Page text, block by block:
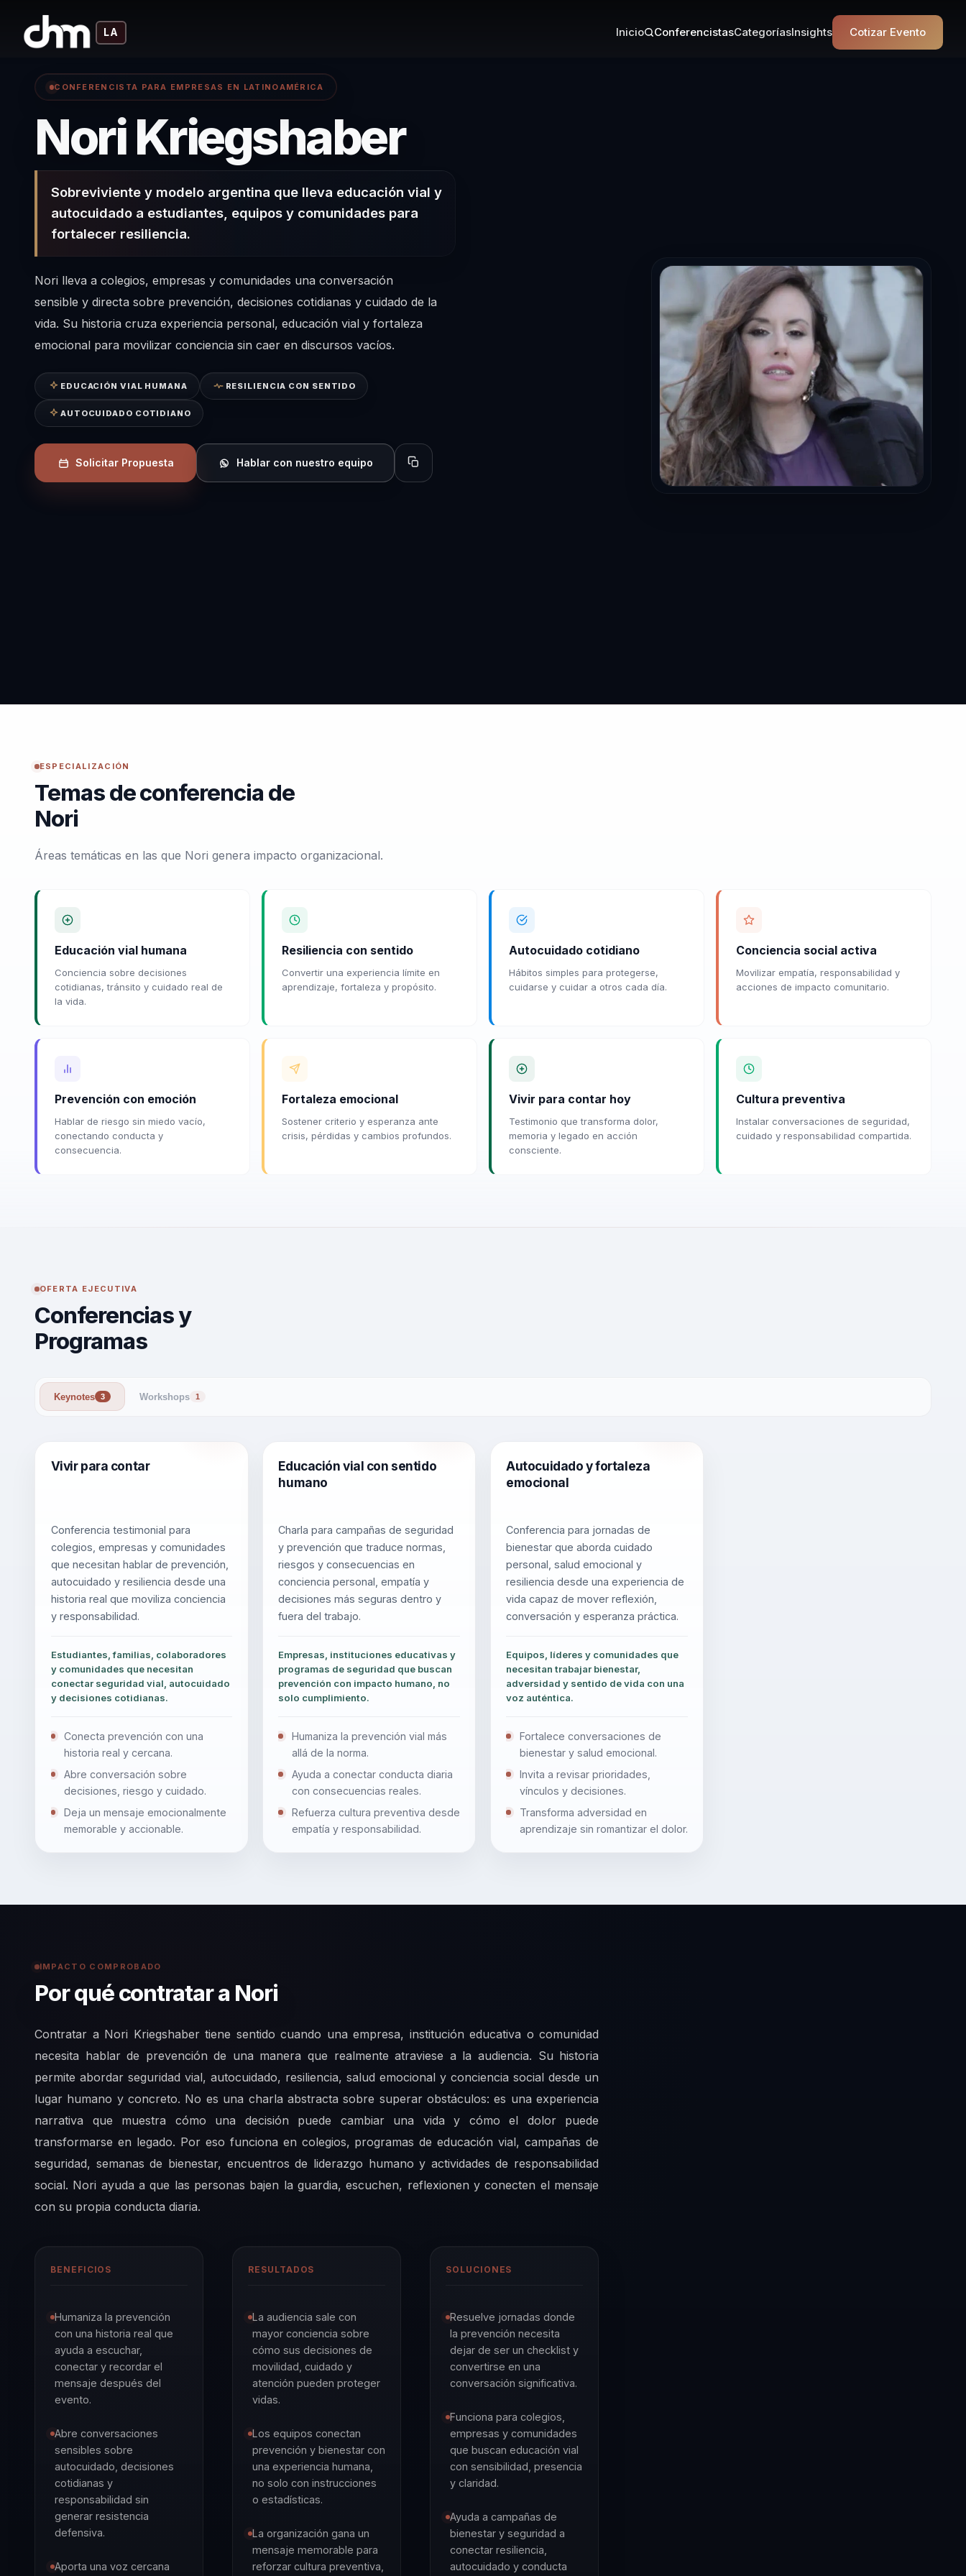
LA Inicio ConferencistasCategoríasInsights Cotizar Evento
CONFERENCISTA PARA EMPRESAS EN LATINOAMÉRICA
Nori Kriegshaber– Conferencista en
Sobreviviente y modelo argentina que lleva educación vial y
autocuidado a estudiantes, equipos y comunidades para
fortalecer resiliencia.
Nori lleva a colegios, empresas y comunidades una conversación
sensible y directa sobre prevención, decisiones cotidianas y cuidado de la
vida. Su historia cruza experiencia personal, educación vial y fortaleza
emocional para movilizar conciencia sin caer en discursos vacíos.
EDUCACIÓN VIAL HUMANA RESILIENCIA CON SENTIDO
AUTOCUIDADO COTIDIANO
Solicitar Propuesta Hablar con nuestro equipo Copiar perfil para compartir
ESPECIALIZACIÓN
Temas de conferencia de
Nori
Áreas temáticas en las que Nori genera impacto organizacional.
Educación vial humana
Conciencia sobre decisiones
cotidianas, tránsito y cuidado real de
la vida.
Resiliencia con sentido
Convertir una experiencia límite en
aprendizaje, fortaleza y propósito.
Autocuidado cotidiano
Hábitos simples para protegerse,
cuidarse y cuidar a otros cada día.
Conciencia social activa
Movilizar empatía, responsabilidad y
acciones de impacto comunitario.
Prevención con emoción
Hablar de riesgo sin miedo vacío,
conectando conducta y
consecuencia.
Fortaleza emocional
Sostener criterio y esperanza ante
crisis, pérdidas y cambios profundos.
Vivir para contar hoy
Testimonio que transforma dolor,
memoria y legado en acción
consciente.
Cultura preventiva
Instalar conversaciones de seguridad,
cuidado y responsabilidad compartida.
OFERTA EJECUTIVA
Conferencias y
Programas
Keynotes 3 Workshops 1
Vivir para contar
Conferencia testimonial para
colegios, empresas y comunidades
que necesitan hablar de prevención,
autocuidado y resiliencia desde una
historia real que moviliza conciencia
y responsabilidad.
Estudiantes, familias, colaboradores
y comunidades que necesitan
conectar seguridad vial, autocuidado
y decisiones cotidianas.
Conecta prevención con una
historia real y cercana.
Abre conversación sobre
decisiones, riesgo y cuidado.
Deja un mensaje emocionalmente
memorable y accionable.
Educación vial con sentido
humano
Charla para campañas de seguridad
y prevención que traduce normas,
riesgos y consecuencias en
conciencia personal, empatía y
decisiones más seguras dentro y
fuera del trabajo.
Empresas, instituciones educativas y
programas de seguridad que buscan
prevención con impacto humano, no
solo cumplimiento.
Humaniza la prevención vial más
allá de la norma.
Ayuda a conectar conducta diaria
con consecuencias reales.
Refuerza cultura preventiva desde
empatía y responsabilidad.
Autocuidado y fortaleza
emocional
Conferencia para jornadas de
bienestar que aborda cuidado
personal, salud emocional y
resiliencia desde una experiencia de
vida capaz de mover reflexión,
conversación y esperanza práctica.
Equipos, líderes y comunidades que
necesitan trabajar bienestar,
adversidad y sentido de vida con una
voz auténtica.
Fortalece conversaciones de
bienestar y salud emocional.
Invita a revisar prioridades,
vínculos y decisiones.
Transforma adversidad en
aprendizaje sin romantizar el dolor.
IMPACTO COMPROBADO
Por qué contratar a Nori
Contratar a Nori Kriegshaber tiene sentido cuando una empresa, institución educativa o comunidad
necesita hablar de prevención de una manera que realmente atraviese a la audiencia. Su historia
permite abordar seguridad vial, autocuidado, resiliencia, salud emocional y conciencia social desde un
lugar humano y concreto. No es una charla abstracta sobre superar obstáculos: es una experiencia
narrativa que muestra cómo una decisión puede cambiar una vida y cómo el dolor puede
transformarse en legado. Por eso funciona en colegios, programas de educación vial, campañas de
seguridad, semanas de bienestar, encuentros de liderazgo humano y actividades de responsabilidad
social. Nori ayuda a que las personas bajen la guardia, escuchen, reflexionen y conecten el mensaje
con su propia conducta diaria.
BENEFICIOS
Humaniza la prevención
con una historia real que
ayuda a escuchar,
conectar y recordar el
mensaje después del
evento.
Abre conversaciones
sensibles sobre
autocuidado, decisiones
cotidianas y
responsabilidad sin
generar resistencia
defensiva.
Aporta una voz cercana
RESULTADOS
La audiencia sale con
mayor conciencia sobre
cómo sus decisiones de
movilidad, cuidado y
atención pueden proteger
vidas.
Los equipos conectan
prevención y bienestar con
una experiencia humana,
no solo con instrucciones
o estadísticas.
La organización gana un
mensaje memorable para
reforzar cultura preventiva,
SOLUCIONES
Resuelve jornadas donde
la prevención necesita
dejar de ser un checklist y
convertirse en una
conversación significativa.
Funciona para colegios,
empresas y comunidades
que buscan educación vial
con sensibilidad, presencia
y claridad.
Ayuda a campañas de
bienestar y seguridad a
conectar resiliencia,
autocuidado y conducta